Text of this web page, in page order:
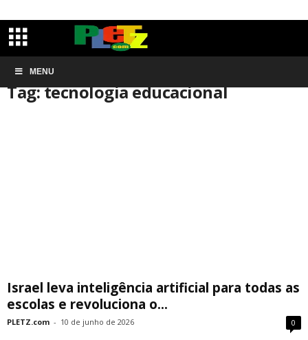
MENU
Início Tags
Tag: tecnologia educacional
Israel leva inteligência artificial para todas as
escolas e revoluciona o...
PLETZ.com - 10 de junho de 2026 0